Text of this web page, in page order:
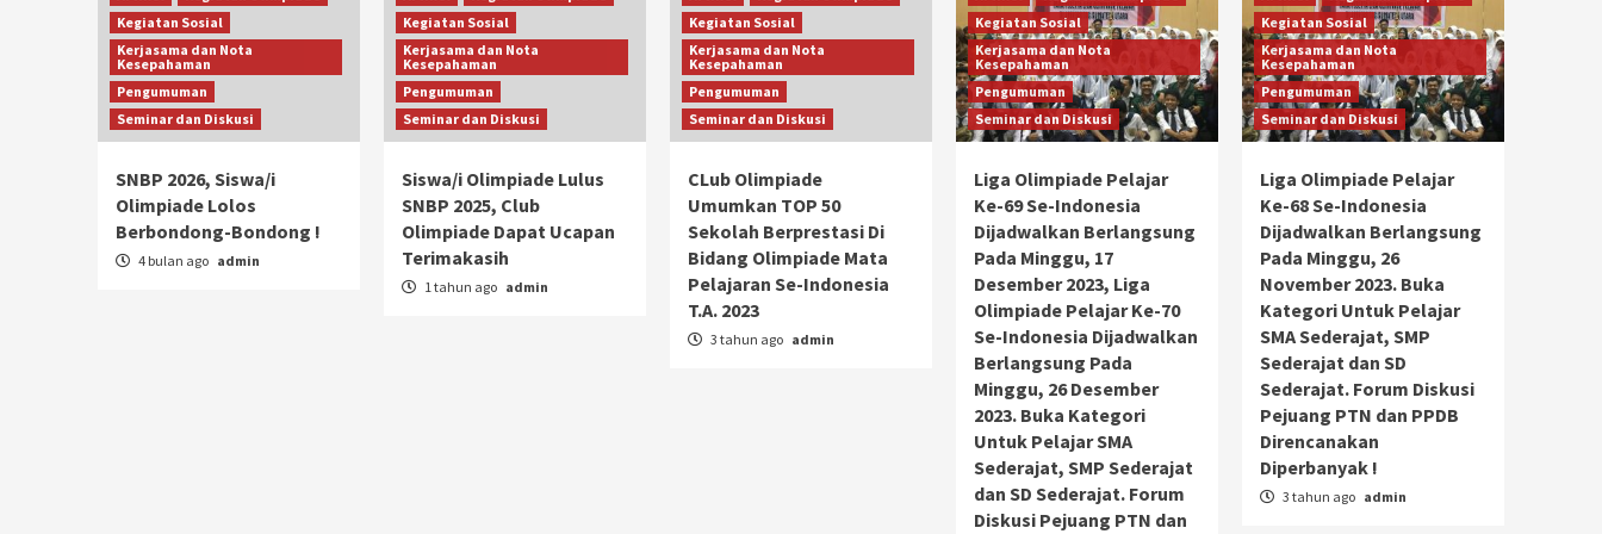
Kegiatan Sosial
Kerjasama dan Nota
Kesepahaman
Pengumuman
Seminar dan Diskusi
SNBP 2026, Siswa/i
Olimpiade Lolos
Berbondong-Bondong !
4 bulan ago admin
Kegiatan Sosial
Kerjasama dan Nota
Kesepahaman
Pengumuman
Seminar dan Diskusi
Siswa/i Olimpiade Lulus
SNBP 2025, Club
Olimpiade Dapat Ucapan
Terimakasih
1 tahun ago admin
Kegiatan Sosial
Kerjasama dan Nota
Kesepahaman
Pengumuman
Seminar dan Diskusi
CLub Olimpiade
Umumkan TOP 50
Sekolah Berprestasi Di
Bidang Olimpiade Mata
Pelajaran Se-Indonesia
T.A. 2023
3 tahun ago admin
Kegiatan Sosial
Kerjasama dan Nota
Kesepahaman
Pengumuman
Seminar dan Diskusi
Liga Olimpiade Pelajar
Ke-69 Se-Indonesia
Dijadwalkan Berlangsung
Pada Minggu, 17
Desember 2023, Liga
Olimpiade Pelajar Ke-70
Se-Indonesia Dijadwalkan
Berlangsung Pada
Minggu, 26 Desember
2023. Buka Kategori
Untuk Pelajar SMA
Sederajat, SMP Sederajat
dan SD Sederajat. Forum
Diskusi Pejuang PTN dan
Kegiatan Sosial
Kerjasama dan Nota
Kesepahaman
Pengumuman
Seminar dan Diskusi
Liga Olimpiade Pelajar
Ke-68 Se-Indonesia
Dijadwalkan Berlangsung
Pada Minggu, 26
November 2023. Buka
Kategori Untuk Pelajar
SMA Sederajat, SMP
Sederajat dan SD
Sederajat. Forum Diskusi
Pejuang PTN dan PPDB
Direncanakan
Diperbanyak !
3 tahun ago admin